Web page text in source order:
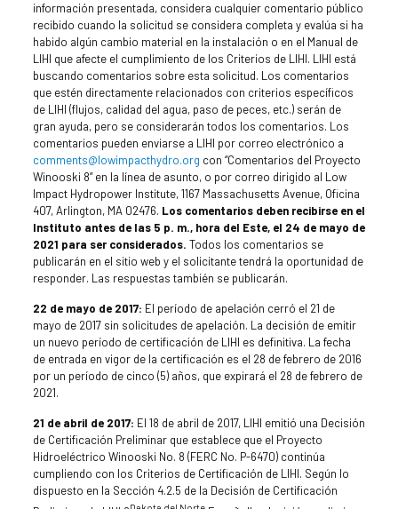
información presentada, considera cualquier comentario público
recibido cuando la solicitud se considera completa y evalúa si ha
habido algún cambio material en la instalación o en el Manual de
LIHI que afecte el cumplimiento de los Criterios de LIHI. LIHI está
buscando comentarios sobre esta solicitud. Los comentarios
que estén directamente relacionados con criterios específicos
de LIHI (flujos, calidad del agua, paso de peces, etc.) serán de
gran ayuda, pero se considerarán todos los comentarios. Los
comentarios pueden enviarse a LIHI por correo electrónico a
comments@lowimpacthydro.org con “Comentarios del Proyecto
Winooski 8” en la línea de asunto, o por correo dirigido al Low
Impact Hydropower Institute, 1167 Massachusetts Avenue, Oficina
407, Arlington, MA 02476. Los comentarios deben recibirse en el
Instituto antes de las 5 p. m., hora del Este, el 24 de mayo de
2021 para ser considerados. Todos los comentarios se
publicarán en el sitio web y el solicitante tendrá la oportunidad de
responder. Las respuestas también se publicarán.
22 de mayo de 2017: El período de apelación cerró el 21 de
mayo de 2017 sin solicitudes de apelación. La decisión de emitir
un nuevo período de certificación de LIHI es definitiva. La fecha
de entrada en vigor de la certificación es el 28 de febrero de 2016
por un período de cinco (5) años, que expirará el 28 de febrero de
2021.
21 de abril de 2017: El 18 de abril de 2017, LIHI emitió una Decisión
de Certificación Preliminar que establece que el Proyecto
Hidroeléctrico Winooski No. 8 (FERC No. P-6470) continúa
cumpliendo con los Criterios de Certificación de LIHI. Según lo
dispuesto en la Sección 4.2.5 de la Decisión de Certificación